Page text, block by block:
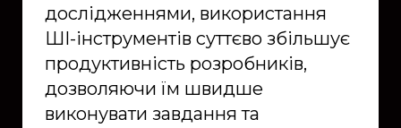
дослідженнями, використання
ШІ-інструментів суттєво збільшує
продуктивність розробників,
дозволяючи їм швидше
виконувати завдання та